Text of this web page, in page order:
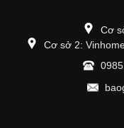
Cơ
Cơ sở 2: